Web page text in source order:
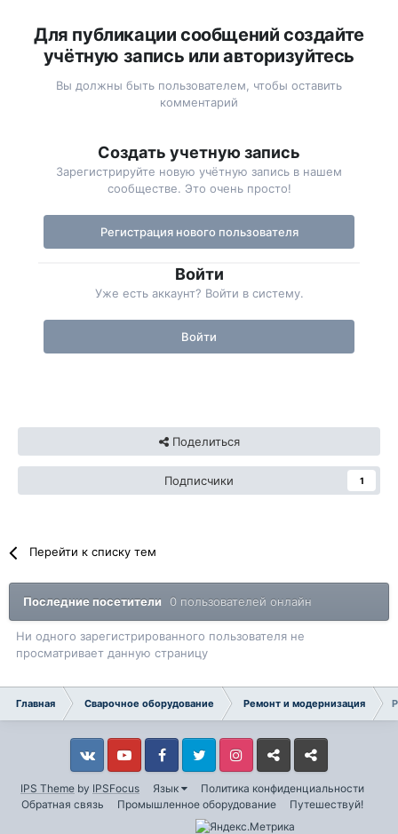
Для публикации сообщений создайте
учётную запись или авторизуйтесь
Вы должны быть пользователем, чтобы оставить
комментарий
Создать учетную запись
Зарегистрируйте новую учётную запись в нашем
сообществе. Это очень просто!
Регистрация нового пользователя
Войти
Уже есть аккаунт? Войти в систему.
Войти
Поделиться
Подписчики 1
Перейти к списку тем
Последние посетители 0 пользователей онлайн
Ни одного зарегистрированного пользователя не
просматривает данную страницу
Главная Сварочное оборудование Ремонт и модернизация
IPS Theme by IPSFocus Язык
Политика конфиденциальности
Обратная связь
Промышленное оборудование Путешествуй!
VkontakteYouTube FacebookTwitter InstagramLivejournalOdnoklassniki